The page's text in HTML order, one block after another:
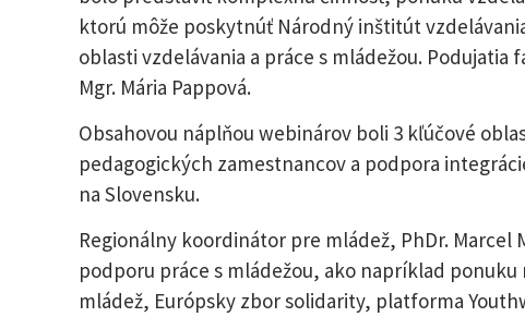
ktorú môže poskytnúť Národný inštitút
oblasti vzdelávania a práce s mládežou.
Mgr. Mária Pappová.
Obsahovou náplňou webinárov boli 3 kľúčové
pedagogických zamestnancov a podpora
na Slovensku.
Regionálny koordinátor pre mládež, PhDr.
podporu práce s mládežou, ako napríklad
mládež, Európsky zbor solidarity, platforma